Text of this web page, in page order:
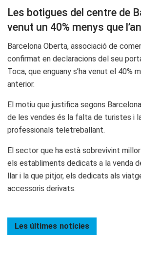
Les botigues del centre de
venut un 40% menys que
Barcelona Oberta, associació de
confirmat en declaracions del seu
Toca, que enguany s’ha venut el 40%
anterior.
El motiu que justifica segons
de les vendes és la falta de turistes i
professionals teletreballant.
El sector que ha està sobrevivint
els establiments dedicats a la venda
llar i la que pitjor, els dedicats als
accessoris derivats.
Les últimes notícies